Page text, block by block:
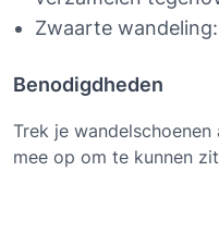
Zwaarte
Benodigdheden
Trek je
mee op om te kunnen